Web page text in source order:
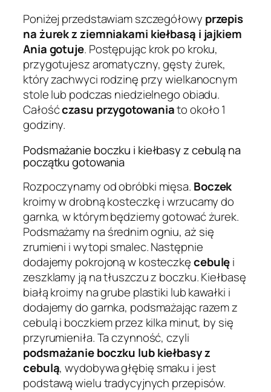
Poniżej przedstawiam szczegółowy przepis
na żurek z ziemniakami kiełbasą i jajkiem
Ania gotuje. Postępując krok po kroku,
przygotujesz aromatyczny, gęsty żurek,
który zachwyci rodzinę przy wielkanocnym
stole lub podczas niedzielnego obiadu.
Całośćczasu przygotowaniato około 1
godziny.
Podsmażanie boczku i kiełbasy z cebulą na
początku gotowania
Rozpoczynamy od obróbki mięsa. Boczek
kroimy w drobną kosteczkę i wrzucamy do
garnka, w którym będziemy gotować żurek.
Podsmażamy na średnim ogniu, aż się
zrumieni i wytopi smalec. Następnie
dodajemy pokrojoną w kosteczkęcebulęi
zeszklamy ją na tłuszczu z boczku. Kiełbasę
białą kroimy na grube plastiki lub kawałki i
dodajemy do garnka, podsmażając razem z
cebulą i boczkiem przez kilka minut, by się
przyrumieniła. Ta czynność, czyli
podsmażanie boczku lub kiełbasy z
cebulą, wydobywa głębię smaku i jest
podstawą wielu tradycyjnych przepisów.